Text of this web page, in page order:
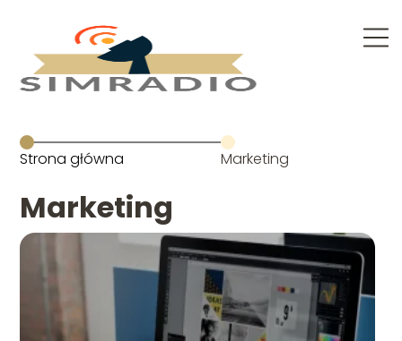
Strona główna Marketing
Marketing